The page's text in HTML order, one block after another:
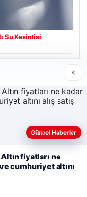
Su Kesintisi
amacıyla çerezler
×
Güncel Haberler
fiyatları ne
cumhuriyet altını